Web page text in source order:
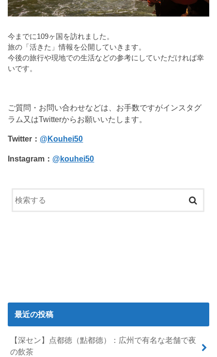
今までに109ヶ国を訪れました。
旅の「活きた」情報を公開していきます。
今後の旅行や現地での生活などの参考にしていただければ幸
いです。
ご質問・お問い合わせなどは、お手数ですがインスタグ
ラム又はTwitterからお願いいたします。
Twitter： @Kouhei50
Instagram： @kouhei50
最近の投稿
【深セン】点都徳（點都德）：広州で有名な老舗で夜
の飲茶